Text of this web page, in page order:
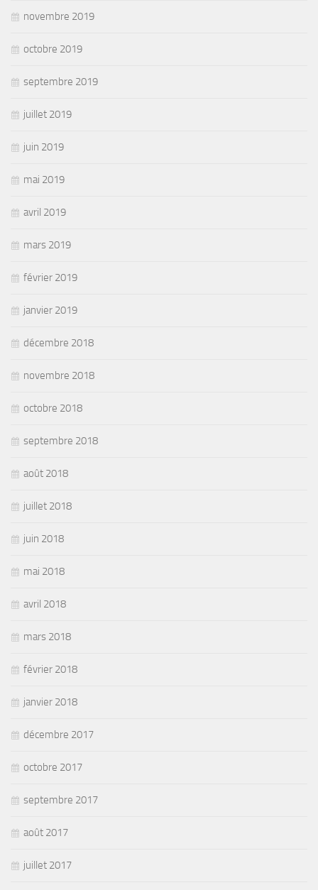
novembre 2019
octobre 2019
septembre 2019
juillet 2019
juin 2019
mai 2019
avril 2019
mars 2019
février 2019
janvier 2019
décembre 2018
novembre 2018
octobre 2018
septembre 2018
août 2018
juillet 2018
juin 2018
mai 2018
avril 2018
mars 2018
février 2018
janvier 2018
décembre 2017
octobre 2017
septembre 2017
août 2017
juillet 2017